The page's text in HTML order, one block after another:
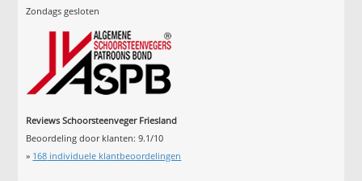
Zondags gesloten
Reviews Schoorsteenveger Friesland
Beoordeling door klanten:9.1/10
» 168 individuele klantbeoordelingen